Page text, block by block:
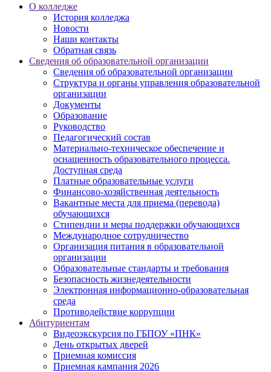
О колледже
История колледжа
Новости
Наши контакты
Обратная связь
Сведения об образовательной организации
Сведения об образовательной организации
Структура и органы управления образовательной
организации
Документы
Образование
Руководство
Педагогический состав
Материально-техническое обеспечение и
оснащенность образовательного процесса.
Доступная среда
Платные образовательные услуги
Финансово-хозяйственная деятельность
Вакантные места для приема (перевода)
обучающихся
Стипендии и меры поддержки обучающихся
Международное сотрудничество
Организация питания в образовательной
организации
Образовательные стандарты и требования
Безопасность жизнедеятельности
Электронная информационно-образовательная
среда
Противодействие коррупции
Абитуриентам
Видеоэкскурсия по ГБПОУ «ПНК»
День открытых дверей
Приемная комиссия
Приемная кампания 2026